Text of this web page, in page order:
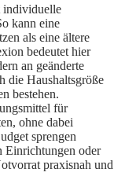
individuelle
kann eine
als eine ältere
bedeutet hier
an geänderte
die Haushaltsgröße
bestehen.
für
ohne dabei
sprengen
Einrichtungen oder
praxisnah und